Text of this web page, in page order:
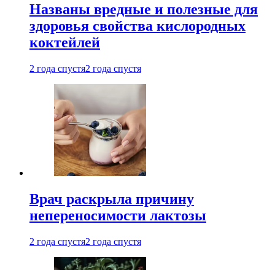
Названы вредные и полезные для
здоровья свойства кислородных
коктейлей
2 года спустя2 года спустя
Врач раскрыла причину
непереносимости лактозы
2 года спустя2 года спустя